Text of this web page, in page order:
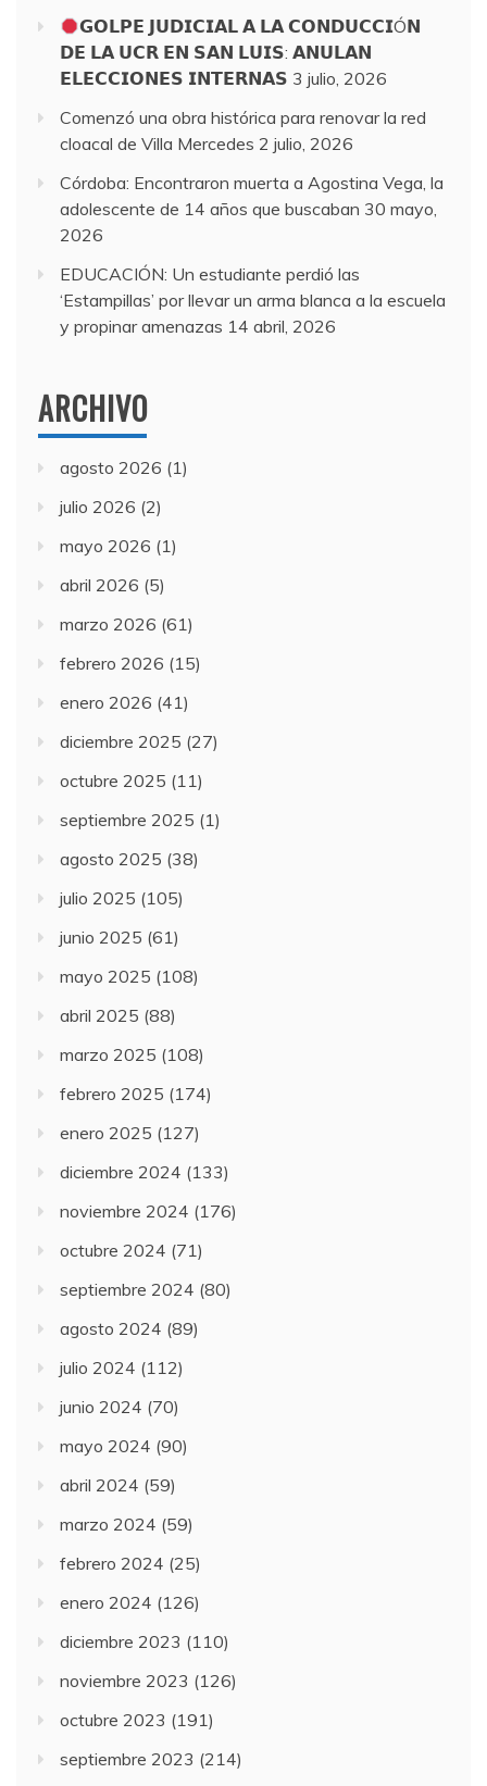
𝗚𝗢𝗟𝗣𝗘 𝗝𝗨𝗗𝗜𝗖𝗜𝗔𝗟 𝗔 𝗟𝗔 𝗖𝗢𝗡𝗗𝗨𝗖𝗖𝗜Ó𝗡
𝗗𝗘 𝗟𝗔 𝗨𝗖𝗥 𝗘𝗡 𝗦𝗔𝗡 𝗟𝗨𝗜𝗦: 𝗔𝗡𝗨𝗟𝗔𝗡
𝗘𝗟𝗘𝗖𝗖𝗜𝗢𝗡𝗘𝗦 𝗜𝗡𝗧𝗘𝗥𝗡𝗔𝗦 3 julio, 2026
Comenzó una obra histórica para renovar la red
cloacal de Villa Mercedes 2 julio, 2026
Córdoba: Encontraron muerta a Agostina Vega, la
adolescente de 14 años que buscaban 30 mayo,
2026
EDUCACIÓN: Un estudiante perdió las
‘Estampillas’ por llevar un arma blanca a la escuela
y propinar amenazas 14 abril, 2026
ARCHIVO
agosto 2026 (1)
julio 2026 (2)
mayo 2026 (1)
abril 2026 (5)
marzo 2026 (61)
febrero 2026 (15)
enero 2026 (41)
diciembre 2025 (27)
octubre 2025 (11)
septiembre 2025 (1)
agosto 2025 (38)
julio 2025 (105)
junio 2025 (61)
mayo 2025 (108)
abril 2025 (88)
marzo 2025 (108)
febrero 2025 (174)
enero 2025 (127)
diciembre 2024 (133)
noviembre 2024 (176)
octubre 2024 (71)
septiembre 2024 (80)
agosto 2024 (89)
julio 2024 (112)
junio 2024 (70)
mayo 2024 (90)
abril 2024 (59)
marzo 2024 (59)
febrero 2024 (25)
enero 2024 (126)
diciembre 2023 (110)
noviembre 2023 (126)
octubre 2023 (191)
septiembre 2023 (214)